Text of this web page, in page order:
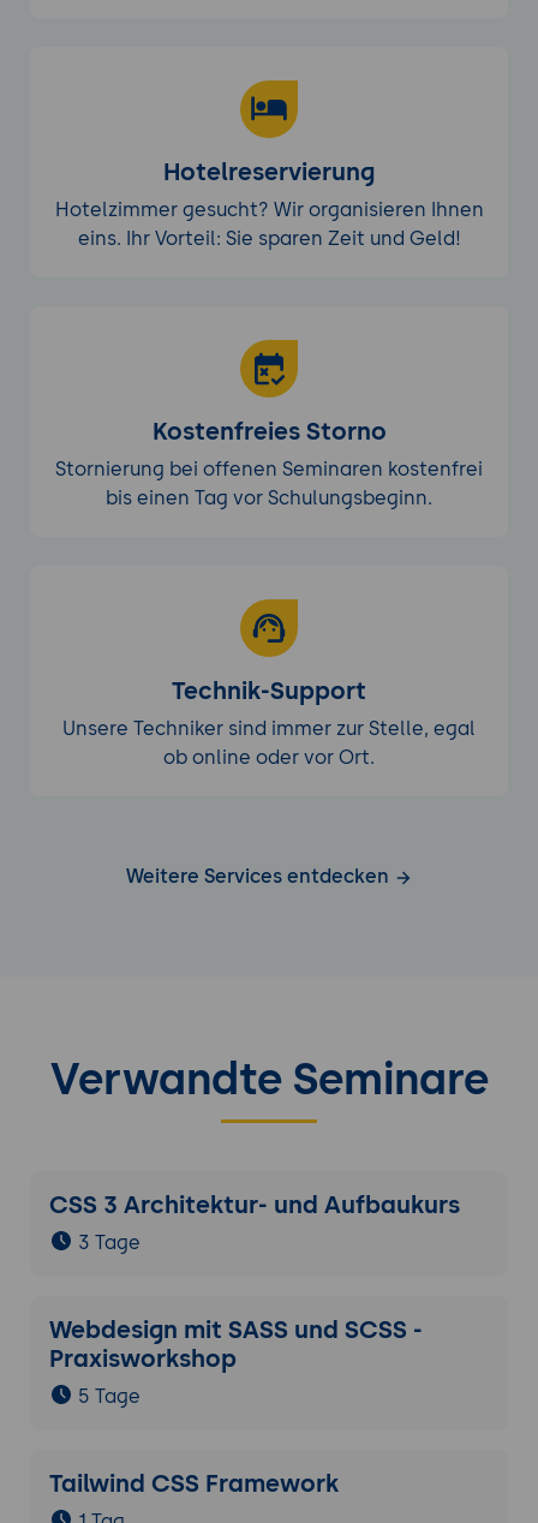
Hotelreservierung
Hotelzimmer gesucht? Wir organisieren Ihnen
eins. Ihr Vorteil: Sie sparen Zeit und Geld!
Kostenfreies Storno
Stornierung bei offenen Seminaren kostenfrei
bis einen Tag vor Schulungsbeginn.
Technik-Support
Unsere Techniker sind immer zur Stelle, egal
ob online oder vor Ort.
Weitere Services entdecken
Verwandte Seminare
CSS 3 Architektur- und Aufbaukurs
3 Tage
Webdesign mit SASS und SCSS -
Praxisworkshop
5 Tage
Tailwind CSS Framework